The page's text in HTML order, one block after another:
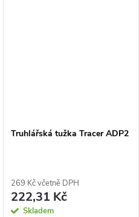
Truhlářská tužka Tracer ADP2
269 Kč včetně DPH
222,31 Kč
Skladem